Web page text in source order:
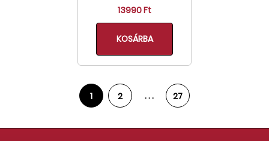
13990 Ft
KOSÁRBA
1 2 . . . 27